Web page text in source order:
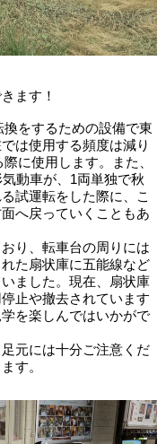
ます！
をするための設備で東
は使用する頻度は減り
に使用します。また、
動車が、1両単独で秋
試運転をした際に、こ
へ戻っていくこともあ
り、転車台の周りには
た扇状庫に五能線など
ました。現在、扇状庫
止や撤去されています
を楽しんではいかがで
元には十分ご注意くだ
す。